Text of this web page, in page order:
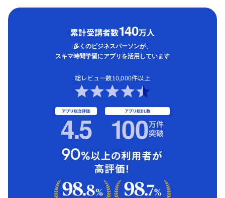
累計受講者数140万人
多くのビジネスパーソンが、
スキマ時間学習にアプリを活用しています
総レビュー数10,000件以上
アプリ総合評価
4.5 アプリ総DL数
100万件
突破